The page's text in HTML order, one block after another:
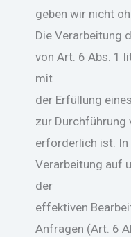
geben wir nicht
Die Verarbeitung
von Art. 6 Abs. 1
mit
der Erfüllung
zur Durchführung
erforderlich ist. In
Verarbeitung auf
der
effektiven
Anfragen (Art. 6